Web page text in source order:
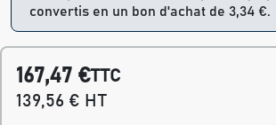
convertis en un bon d'achat de 3,34 €.
167,47 €TTC
139,56 € HT